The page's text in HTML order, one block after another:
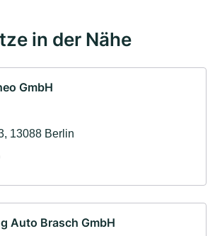
in der Nähe
GmbH
13088 Berlin
Auto Brasch GmbH